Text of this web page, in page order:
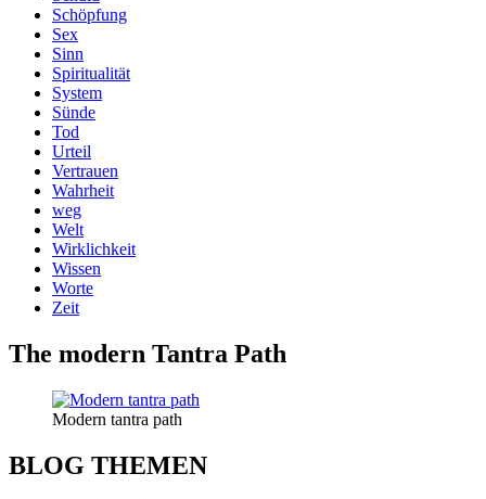
Schöpfung
Sex
Sinn
Spiritualität
System
Sünde
Tod
Urteil
Vertrauen
Wahrheit
weg
Welt
Wirklichkeit
Wissen
Worte
Zeit
The modern Tantra Path
Modern tantra path
BLOG THEMEN